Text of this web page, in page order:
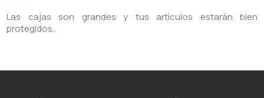
Las cajas son grandes y tus artículos estarán bien
protegidos.